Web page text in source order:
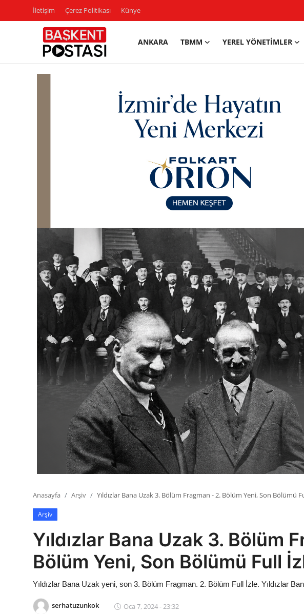
İletişim Çerez Politikası Künye
ANKARA TBMM YEREL YÖNETIMLER
Bakanlıklar
Siyasi Partiler
Mülki İdare
Toplum ve Yaşam
Sivil Toplum Kuruluşları
Kamu Kurumları ve Üst Kurullar
Anasayfa Arşiv Yıldızlar Bana Uzak 3. Bölüm Fragman - 2. Bölüm Yeni, Son Bölümü
Arşiv
Yıldızlar Bana Uzak 3. Bölüm
Bölüm Yeni, Son Bölümü Full
Yıldızlar Bana Uzak yeni, son 3. Bölüm Fragman. 2. Bölüm Full İzle. Yıldızlar
serhatuzunkok Oca 7, 2024 - 23:32